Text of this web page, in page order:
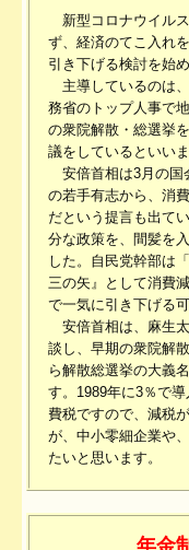
新型コロナウイル
ず、経済のてこ入れ
引き下げる検討を始
主導しているのは
務省のトップ人事で
の衆院解散・総選挙
議をしているといいま
安倍首相は3月の国
の若手有志から、消
だという提言も出て
分な政策を、間髪を
した。自民党幹部は
三の矢』として消費
で一気に引き下げる
安倍首相は、麻生
談し、早期の衆院解
ら解散総選挙の大義
す。1989年に3％で
費税ですので、減税
が、中小零細企業や
たいと思います。
年金